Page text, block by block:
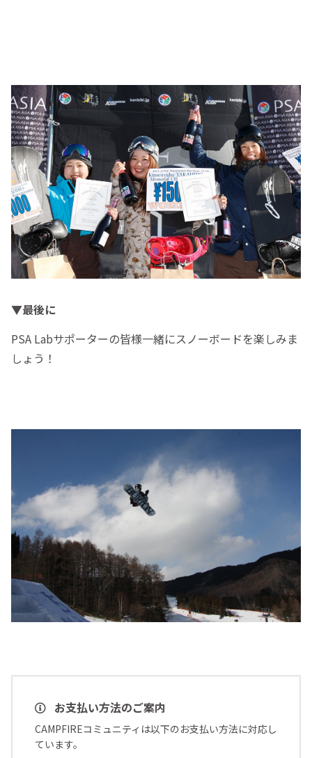
▼最後に
PSA Labサポーターの皆様一緒にスノーボードを楽しみま
しょう！
お支払い方法のご案内
CAMPFIREコミュニティは以下のお支払い方法に対応し
ています。